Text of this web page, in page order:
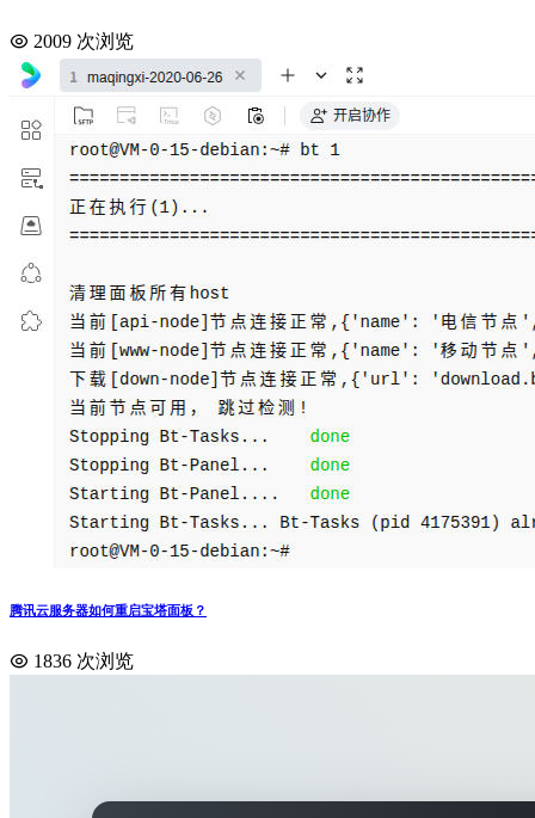
2009 次浏览
腾讯云服务器如何重启宝塔面板？
1836 次浏览